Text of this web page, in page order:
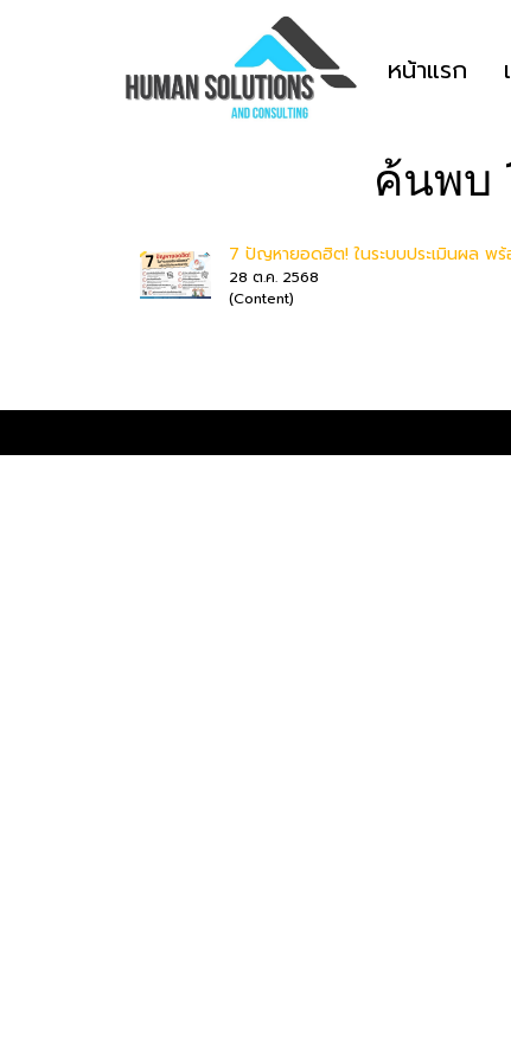
หน้าแรก
ค้นพบ
7 ปัญหายอดฮิต! ในระบบประเมินผล พ
28 ต.ค. 2568
(Content)